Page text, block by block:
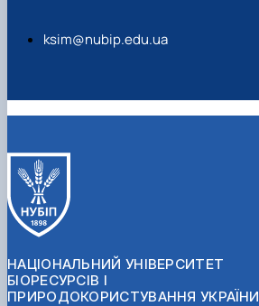
ksim@nubip.edu.ua
НАЦІОНАЛЬНИЙ УНІВЕРСИТЕТ
БІОРЕСУРСІВ І
ПРИРОДОКОРИСТУВАННЯ УКРАЇНИ